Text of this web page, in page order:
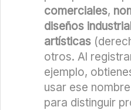
comerciales,
diseños
artísticas
otros. Al
ejemplo,
usar ese
para distinguir